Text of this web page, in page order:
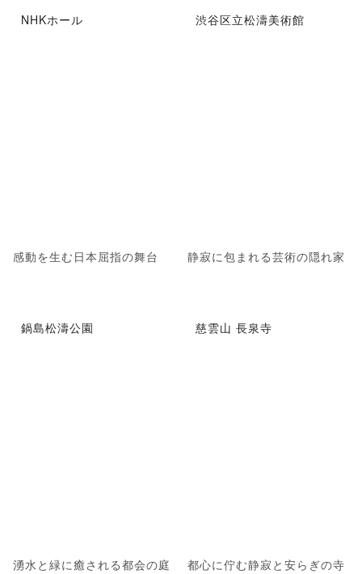
NHKホール
感動を生む日本屈指の舞台
渋谷区立松濤美術館
静寂に包まれる芸術の隠れ家
鍋島松濤公園
湧水と緑に癒される都会の庭
慈雲山 長泉寺
都心に佇む静寂と安らぎの寺